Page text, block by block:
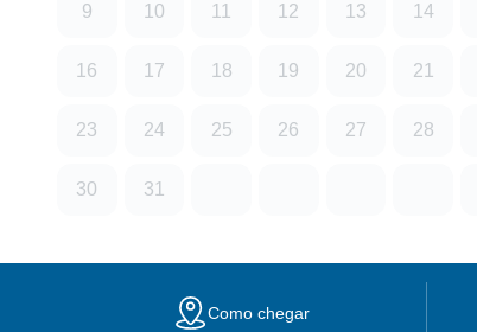
9 10 11 12 13 14
16 17 18 19 20 21
23 24 25 26 27 28
30 31
Como chegar